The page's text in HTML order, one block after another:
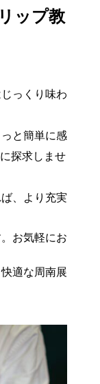
ップ教
っくり味わ
と簡単に感
探求しませ
、より充実
お気軽にお
適な周南展